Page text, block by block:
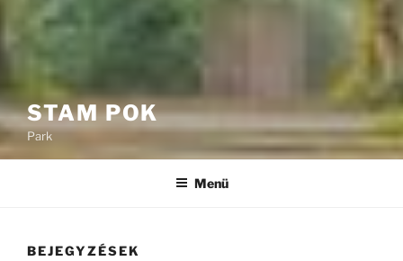
STAM POK
Park
Menü
BEJEGYZÉSEK